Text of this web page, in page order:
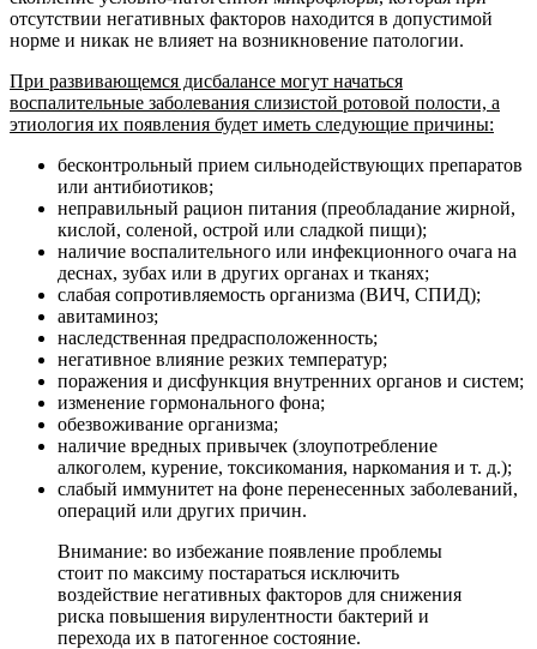
отсутствии негативных факторов находится в допустимой
норме и никак не влияет на возникновение патологии.
При развивающемся дисбалансе могут начаться
воспалительные заболевания слизистой ротовой полости, а
этиология их появления будет иметь следующие причины:
бесконтрольный прием сильнодействующих препаратов
или антибиотиков;
неправильный рацион питания (преобладание жирной,
кислой, соленой, острой или сладкой пищи);
наличие воспалительного или инфекционного очага на
деснах, зубах или в других органах и тканях;
слабая сопротивляемость организма (ВИЧ, СПИД);
авитаминоз;
наследственная предрасположенность;
негативное влияние резких температур;
поражения и дисфункция внутренних органов и систем;
изменение гормонального фона;
обезвоживание организма;
наличие вредных привычек (злоупотребление
алкоголем, курение, токсикомания, наркомания и т. д.);
слабый иммунитет на фоне перенесенных заболеваний,
операций или других причин.
Внимание: во избежание появление проблемы
стоит по максиму постараться исключить
воздействие негативных факторов для снижения
риска повышения вирулентности бактерий и
перехода их в патогенное состояние.